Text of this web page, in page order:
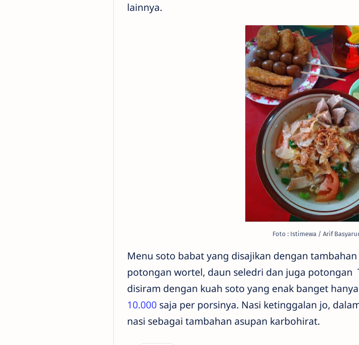
lainnya.
Foto : Istimewa / Arif
Menu soto babat yang disajikan dengan
potongan wortel, daun seledri dan juga potongan
disiram dengan kuah soto yang enak banget
10.000 saja per porsinya. Nasi ketinggalan jo,
nasi sebagai tambahan asupan karbohirat.